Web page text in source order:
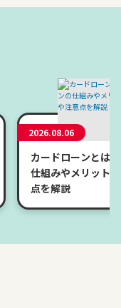
2026.08.06
カードローンとは
仕組みやメリット
点を解説